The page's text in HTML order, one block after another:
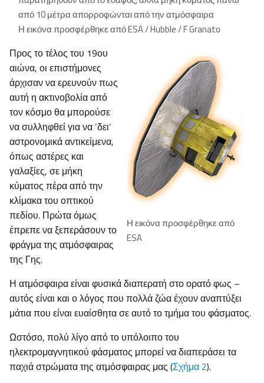
από 10 μέτρα απορροφώνται από την ατμόσφαιρα
Η εικόνα προσφέρθηκε από ESA / Hubble / F Granato
Η εικόνα προσφέρθηκε από
ESA
Προς το τέλος του 19ου
αιώνα, οι επιστήμονες
άρχισαν να ερευνούν πως
αυτή η ακτινοβολία από
τον κόσμο θα μπορούσε
να συλληφθεί για να ‘δει’
αστρονομικά αντικείμενα,
όπως αστέρες και
γαλαξίες, σε μήκη
κύματος πέρα από την
κλίμακα του οπτικού
πεδίου. Πρώτα όμως
έπρεπε να ξεπεράσουν το
φράγμα της ατμόσφαιρας
της Γης.
Η ατμόσφαιρα είναι φυσικά διαπερατή στο ορατό φως –
αυτός είναι και ο λόγος που πολλά ζώα έχουν αναπτύξει
μάτια που είναι ευαίσθητα σε αυτό το τμήμα του φάσματος.
Ωστόσο, πολύ λίγο από το υπόλοιπο του
ηλεκτρομαγνητικού φάσματος μπορεί να διαπεράσει τα
παχιά στρώματα της ατμόσφαιρας μας (Σχήμα 2).